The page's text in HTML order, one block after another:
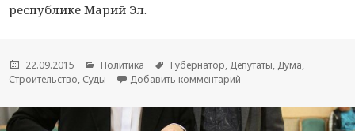
республике Марий Эл.
Опубликовано
22.09.2015 Рубрики
Политика Метки
Губернатор, Депутаты, Дума,
Строительство, Суды Добавить комментарий